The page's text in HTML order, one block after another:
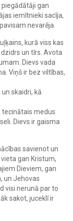
gan
iemītnieki sacīja,
nevarēja.
kurā viss kas
un tīrs. Avota
Dievs vada
Viņš ir bez viltības,
skaidri, kā
tecinātais medus
Dievs ir gaisma
savienot un
gan Kristum,
Dieviem, gan
un Jehovas
visi nerunā par to
sakot, juceklī ir